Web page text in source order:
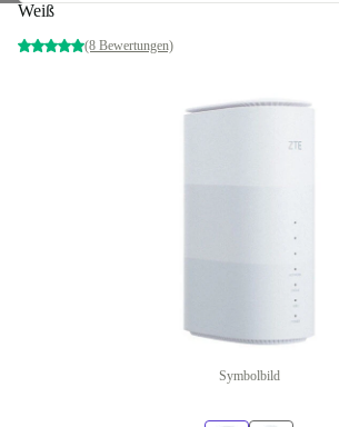
Weiß
(8 Bewertungen)
Symbolbild